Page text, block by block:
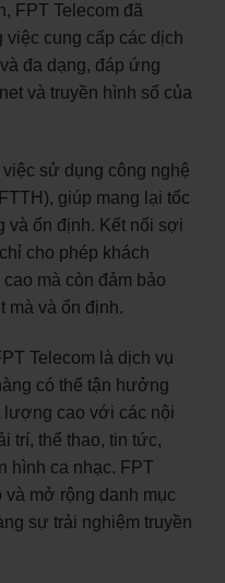
FPT Telecom đã
việc cung cấp các dịch
đa dạng, đáp ứng
và truyền hình số của
sử dụng công nghệ
giúp mang lại tốc
và ổn định. Kết nối sợi
cho phép khách
mà còn đảm bảo
mà và ổn định.
Telecom là dịch vụ
có thể tận hưởng
lượng cao với các nội
trí, thể thao, tin tức,
hình ca nhạc. FPT
mở rộng danh mục
sự trải nghiệm truyền